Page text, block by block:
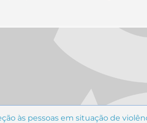
às pessoas em situação de